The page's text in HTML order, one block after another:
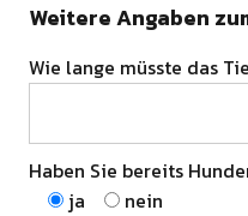
Weitere Angaben
Wie lange müsste das
Haben Sie bereits
ja
nein